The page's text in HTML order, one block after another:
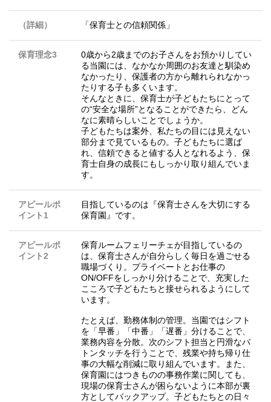
（詳細） 「保育士との信頼関係」
保育理念3
0歳から2歳までのお子さんをお預かりしてい
る当園には、なかなか周囲のお友達と馴染め
なかったり、保護者の方から離れられなかっ
たりする子も多くいます。
そんなときに、保育士が子どもたちにとって
の“安全な場所”となることができたら、どん
なに素晴らしいことでしょうか。
子どもたちは案外、私たちの目には見えない
部分まで見ているもの。子どもたちに選ば
れ、信頼できると値する人となれるよう、保
育士自身の成長にもしっかり取り組んでいま
す。
アピールポ
イント1
目指しているのは『保育士さんを大切にする
保育園』です。
アピールポ
イント2
保育ルームフェリーチェが目指しているの
は、保育士さんが自分らしく毎日を過ごせる
職場づくり。プライベートとお仕事の
ON/OFFをしっかり分けることで、充実した
こころで子どもたちと接せられるようにして
います。
たとえば、勤務体制の管理。当園ではシフト
を「早番」「中番」「遅番」分けることで、
業務内容を分散。次のシフト担当と円滑なバ
トンタッチを行うことで、残業や持ち帰り仕
事の大幅な削減に取り組んでいます。また、
保育園にはつきものの事務作業に関しても、
現場の保育士さんが困らないように本部が裏
方としてバックアップ。子どもたちとの日々